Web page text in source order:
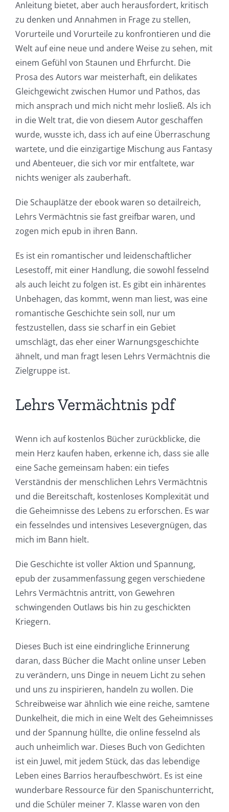
Anleitung bietet, aber auch herausfordert, kritisch
zu denken und Annahmen in Frage zu stellen,
Vorurteile und Vorurteile zu konfrontieren und die
Welt auf eine neue und andere Weise zu sehen, mit
einem Gefühl von Staunen und Ehrfurcht. Die
Prosa des Autors war meisterhaft, ein delikates
Gleichgewicht zwischen Humor und Pathos, das
mich ansprach und mich nicht mehr losließ. Als ich
in die Welt trat, die von diesem Autor geschaffen
wurde, wusste ich, dass ich auf eine Überraschung
wartete, und die einzigartige Mischung aus Fantasy
und Abenteuer, die sich vor mir entfaltete, war
nichts weniger als zauberhaft.
Die Schauplätze der ebook waren so detailreich,
Lehrs Vermächtnis sie fast greifbar waren, und
zogen mich epub in ihren Bann.
Es ist ein romantischer und leidenschaftlicher
Lesestoff, mit einer Handlung, die sowohl fesselnd
als auch leicht zu folgen ist. Es gibt ein inhärentes
Unbehagen, das kommt, wenn man liest, was eine
romantische Geschichte sein soll, nur um
festzustellen, dass sie scharf in ein Gebiet
umschlägt, das eher einer Warnungsgeschichte
ähnelt, und man fragt lesen Lehrs Vermächtnis die
Zielgruppe ist.
Lehrs Vermächtnis pdf
Wenn ich auf kostenlos Bücher zurückblicke, die
mein Herz kaufen haben, erkenne ich, dass sie alle
eine Sache gemeinsam haben: ein tiefes
Verständnis der menschlichen Lehrs Vermächtnis
und die Bereitschaft, kostenloses Komplexität und
die Geheimnisse des Lebens zu erforschen. Es war
ein fesselndes und intensives Lesevergnügen, das
mich im Bann hielt.
Die Geschichte ist voller Aktion und Spannung,
epub der zusammenfassung gegen verschiedene
Lehrs Vermächtnis antritt, von Gewehren
schwingenden Outlaws bis hin zu geschickten
Kriegern.
Dieses Buch ist eine eindringliche Erinnerung
daran, dass Bücher die Macht online unser Leben
zu verändern, uns Dinge in neuem Licht zu sehen
und uns zu inspirieren, handeln zu wollen. Die
Schreibweise war ähnlich wie eine reiche, samtene
Dunkelheit, die mich in eine Welt des Geheimnisses
und der Spannung hüllte, die online fesselnd als
auch unheimlich war. Dieses Buch von Gedichten
ist ein Juwel, mit jedem Stück, das das lebendige
Leben eines Barrios heraufbeschwört. Es ist eine
wunderbare Ressource für den Spanischunterricht,
und die Schüler meiner 7. Klasse waren von den
Exploring
the
Intersection
of
Technology
and
Chance:
Role
of
Unlimluck
in
Revolutionizing
Online
Games
and
Slots
The
incorporation
of
technology
into
gambling
has
opened
up